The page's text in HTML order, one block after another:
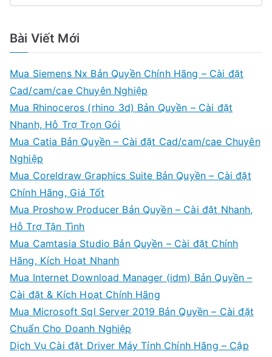
Bài Viết Mới
Mua Siemens Nx Bản Quyền Chính Hãng – Cài đặt
Cad/cam/cae Chuyên Nghiệp
Mua Rhinoceros (rhino 3d) Bản Quyền – Cài đặt
Nhanh, Hỗ Trợ Trọn Gói
Mua Catia Bản Quyền – Cài đặt Cad/cam/cae Chuyên
Nghiệp
Mua Coreldraw Graphics Suite Bản Quyền – Cài đặt
Chính Hãng, Giá Tốt
Mua Proshow Producer Bản Quyền – Cài đặt Nhanh,
Hỗ Trợ Tận Tình
Mua Camtasia Studio Bản Quyền – Cài đặt Chính
Hãng, Kích Hoạt Nhanh
Mua Internet Download Manager (idm) Bản Quyền –
Cài đặt & Kích Hoạt Chính Hãng
Mua Microsoft Sql Server 2019 Bản Quyền – Cài đặt
Chuẩn Cho Doanh Nghiệp
Dịch Vụ Cài đặt Driver Máy Tính Chính Hãng – Cập